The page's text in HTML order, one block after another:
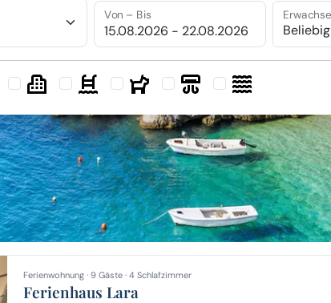
Von – Bis
Ferienwohnung · 9 Gäste · 4 Schlafzimmer
Ferienhaus Lara